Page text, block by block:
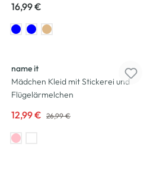
16,99 €
name it
Mädchen Kleid mit Stickerei und
Flügelärmelchen
12,99 € 26,99 €